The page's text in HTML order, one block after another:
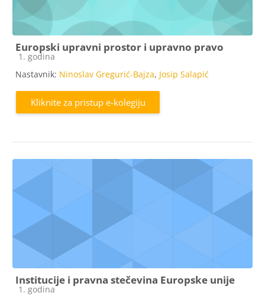
Europski upravni prostor i upravno pravo
Kategorija e-kolegija
1. godina
Nastavnik: Ninoslav Gregurić-Bajza, Josip Salapić
Kliknite za pristup e-kolegiju
Institucije i pravna stečevina Europske unije
Kategorija e-kolegija
1. godina